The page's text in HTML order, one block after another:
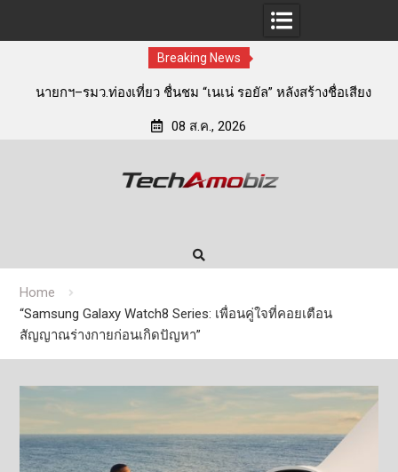
Breaking News
” หลังสร้างชื่อเสียง
Conicle ชี้ Future of Work 2030 เปลี่ยนเกม
ไม่ใช่แค่การเรียนรู้
08 ส.ค., 2026
Home
“Samsung Galaxy Watch8 Series: เพื่อนคู่ใจที่คอยเตือน
สัญญาณร่างกายก่อนเกิดปัญหา”